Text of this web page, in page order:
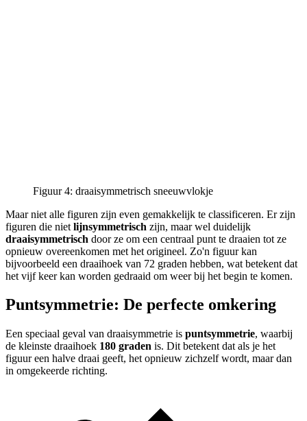
Figuur 4: draaisymmetrisch sneeuwvlokje
Maar niet alle figuren zijn even gemakkelijk te classificeren. Er zijn
figuren die niet lijnsymmetrisch zijn, maar wel duidelijk
draaisymmetrisch door ze om een centraal punt te draaien tot ze
opnieuw overeenkomen met het origineel. Zo'n figuur kan
bijvoorbeeld een draaihoek van 72 graden hebben, wat betekent dat
het vijf keer kan worden gedraaid om weer bij het begin te komen.
Puntsymmetrie: De perfecte omkering
Een speciaal geval van draaisymmetrie is puntsymmetrie, waarbij
de kleinste draaihoek 180 graden is. Dit betekent dat als je het
figuur een halve draai geeft, het opnieuw zichzelf wordt, maar dan
in omgekeerde richting.